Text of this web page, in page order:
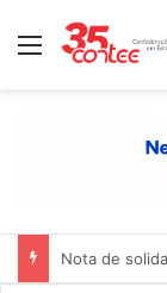
Menu
Nota de